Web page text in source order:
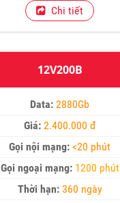
Chi tiết
12V200B
Data: 2880Gb
Giá:2.400.000 đ
Gọi nội mạng: <20 phút
Gọi ngoại mạng: 1200 phút
Thời hạn:360 ngày